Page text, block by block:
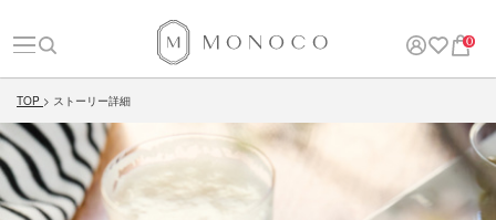
0
TOP ストーリー詳細